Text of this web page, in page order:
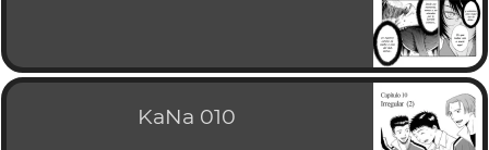
KaNa 010